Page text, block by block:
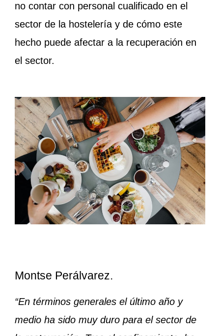
no contar con personal cualificado en el
sector de la hostelería y de cómo este
hecho puede afectar a la recuperación en
el sector.
Montse Perálvarez.
“En términos generales el último año y
medio ha sido muy duro para el sector de